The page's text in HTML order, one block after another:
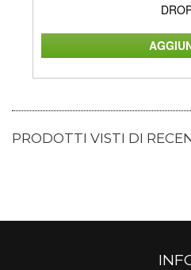
PRODOTTI VISTI DI